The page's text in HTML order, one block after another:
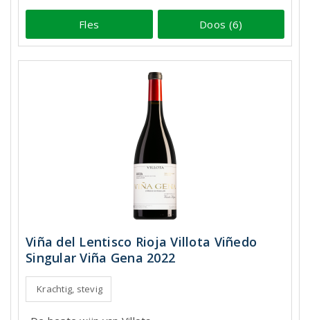
Fles Doos (6)
Viña del Lentisco Rioja Villota Viñedo
Singular Viña Gena 2022
Krachtig, stevig